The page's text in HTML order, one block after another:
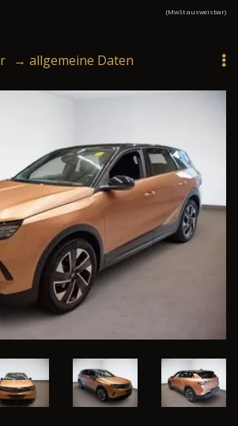
(MwSt ausweisbar)
→ allgemeine Daten